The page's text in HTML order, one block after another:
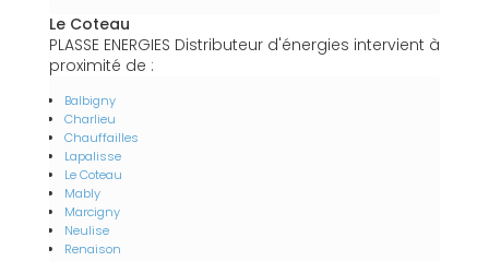
Le Coteau
PLASSE ENERGIES Distributeur d'énergies intervient à
proximité de :
Balbigny
Charlieu
Chauffailles
Lapalisse
Le Coteau
Mably
Marcigny
Neulise
Renaison